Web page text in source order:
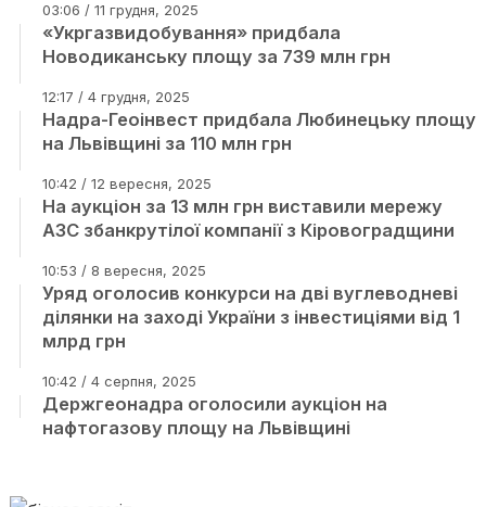
03:06 / 11 грудня, 2025
«Укргазвидобування» придбала
Новодиканську площу за 739 млн грн
12:17 / 4 грудня, 2025
Надра-Геоінвест придбала Любинецьку площу
на Львівщині за 110 млн грн
10:42 / 12 вересня, 2025
На аукціон за 13 млн грн виставили мережу
АЗС збанкрутілої компанії з Кіровоградщини
10:53 / 8 вересня, 2025
Уряд оголосив конкурси на дві вуглеводневі
ділянки на заході України з інвестиціями від 1
млрд грн
10:42 / 4 серпня, 2025
Держгеонадра оголосили аукціон на
нафтогазову площу на Львівщині